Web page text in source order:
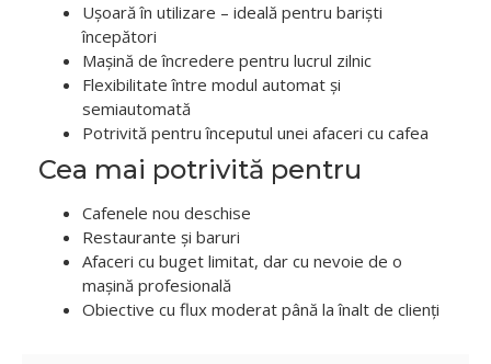
Ușoară în utilizare – ideală pentru bariști
începători
Mașină de încredere pentru lucrul zilnic
Flexibilitate între modul automat și
semiautomată
Potrivită pentru începutul unei afaceri cu cafea
Cea mai potrivită pentru
Cafenele nou deschise
Restaurante și baruri
Afaceri cu buget limitat, dar cu nevoie de o
mașină profesională
Obiective cu flux moderat până la înalt de clienți